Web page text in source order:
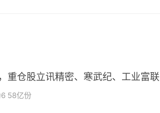
重仓股立讯精密、寒武纪、工业富联
58亿份